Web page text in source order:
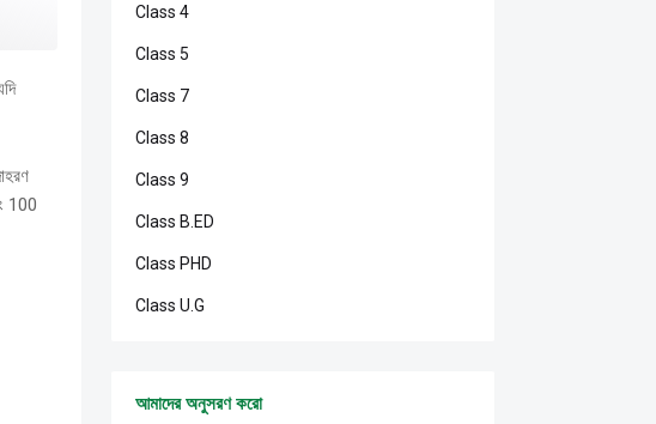
100
Class 4
Class 5
Class 7
Class 8
Class 9
Class B.ED
Class PHD
Class U.G
আমাদের অনুসরণ করো